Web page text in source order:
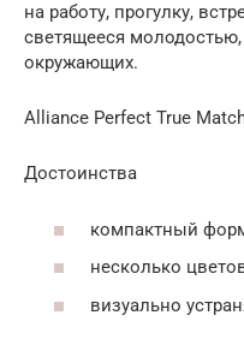
на работу, прогулку,
светящееся
окружающих.
Alliance Perfect True
Достоинства
компактный
несколько
визуально